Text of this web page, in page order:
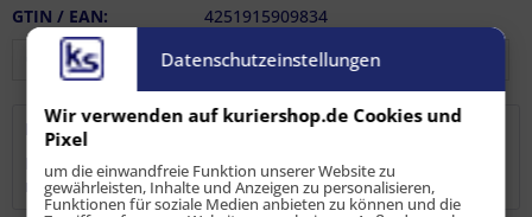
GTIN / EAN:
4251915909834
Beschreibung
Bergegurt / Abschleppgurt mit verstärkten Schlaufen, in
robuster Tragetasche. Zum...mehr
Datenschutzeinstellungen
Wir verwenden auf kuriershop.de Cookies und
Pixel
um die einwandfreie Funktion unserer Website zu
gewährleisten, Inhalte und Anzeigen zu personalisieren,
Funktionen für soziale Medien anbieten zu können und die